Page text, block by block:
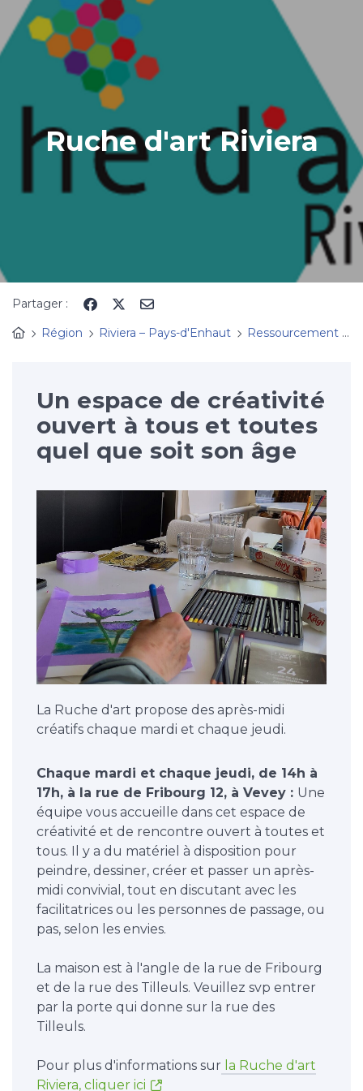
Ruche d'art Riviera
Partager :
Région
Riviera – Pays-d'Enhaut Ressourcement
Un espace de créativité
ouvert à tous et toutes
quel que soit son âge
La Ruche d'art propose des après-midi
créatifs chaque mardi et chaque jeudi.
Chaque mardi et chaque jeudi, de 14h à
17h, à la rue de Fribourg 12, à Vevey : Une
équipe vous accueille dans cet espace de
créativité et de rencontre ouvert à toutes et
tous. Il y a du matériel à disposition pour
peindre, dessiner, créer et passer un après-
midi convivial, tout en discutant avec les
facilitatrices ou les personnes de passage, ou
pas, selon les envies.
La maison est à l'angle de la rue de Fribourg
et de la rue des Tilleuls. Veuillez svp entrer
par la porte qui donne sur la rue des
Tilleuls.
Pour plus d'informations sur la Ruche d'art
Riviera, cliquer ici
Panneau de gestion des cookies